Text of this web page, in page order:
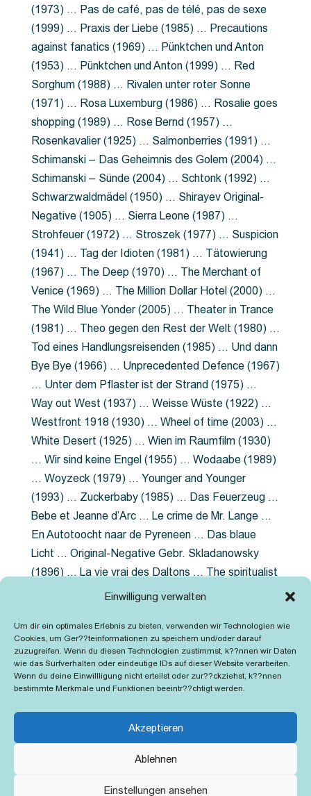
Einwilligung verwalten
Um dir ein optimales Erlebnis zu bieten, verwenden wir Technologien wie
Cookies, um Ger??teinformationen zu speichern und/oder darauf
zuzugreifen. Wenn du diesen Technologien zustimmst, k??nnen wir Daten
wie das Surfverhalten oder eindeutige IDs auf dieser Website verarbeiten.
Wenn du deine Einwillligung nicht erteilst oder zur??ckziehst, k??nnen
bestimmte Merkmale und Funktionen beeintr??chtigt werden.
Akzeptieren
Ablehnen
Einstellungen ansehen
(1973) … Pas de café, pas de télé, pas de sexe
(1999) … Praxis der Liebe (1985) … Precautions
against fanatics (1969) … Pünktchen und Anton
(1953) … Pünktchen und Anton (1999) … Red
Sorghum (1988) … Rivalen unter roter Sonne
(1971) … Rosa Luxemburg (1986) … Rosalie goes
shopping (1989) … Rose Bernd (1957) …
Rosenkavalier (1925) … Salmonberries (1991) …
Schimanski – Das Geheimnis des Golem (2004) …
Schimanski – Sünde (2004) … Schtonk (1992) …
Schwarzwaldmädel (1950) … Shirayev Original-
Negative (1905) … Sierra Leone (1987) …
Strohfeuer (1972) … Stroszek (1977) … Suspicion
(1941) … Tag der Idioten (1981) … Tätowierung
(1967) … The Deep (1970) … The Merchant of
Venice (1969) … The Million Dollar Hotel (2000) …
The Wild Blue Yonder (2005) … Theater in Trance
(1981) … Theo gegen den Rest der Welt (1980) …
Tod eines Handlungsreisenden (1985) … Und dann
Bye Bye (1966) … Unprecedented Defence (1967)
… Unter dem Pflaster ist der Strand (1975) …
Way out West (1937) … Weisse Wüste (1922) …
Westfront 1918 (1930) … Wheel of time (2003) …
White Desert (1925) … Wien im Raumfilm (1930)
… Wir sind keine Engel (1955) … Wodaabe (1989)
… Woyzeck (1979) … Younger and Younger
(1993) … Zuckerbaby (1985) … Das Feuerzeug …
Bebe et Jeanne d’Arc … Le crime de Mr. Lange …
En Autotoocht naar de Pyreneen … Das blaue
Licht … Original-Negative Gebr. Skladanowsky
(1896) … La vie vrai des Daltons … The spiritualist
photographer … Feuer im Fjord … The Song of the
Grubenlampe … Tolstoy … Grün ist die Heide …
Lady Hamilton … Mütter verzaget nicht …
Ruttmann Werbefilme